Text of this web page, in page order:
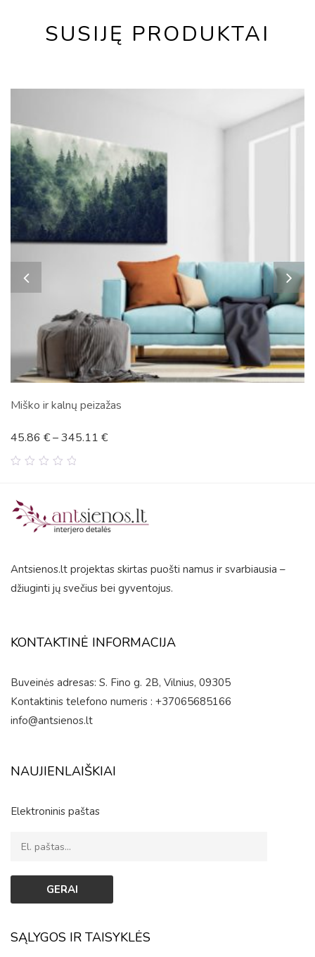
SUSIJĘ PRODUKTAI
Antsienos.lt projektas skirtas puošti namus ir svarbiausia –
džiuginti jų svečius bei gyventojus.
KONTAKTINĖ INFORMACIJA
Buveinės adresas: S. Fino g. 2B, Vilnius, 09305
Kontaktinis telefono numeris : +37065685166
info@antsienos.lt
NAUJIENLAIŠKIAI
Elektroninis paštas
SĄLYGOS IR TAISYKLĖS